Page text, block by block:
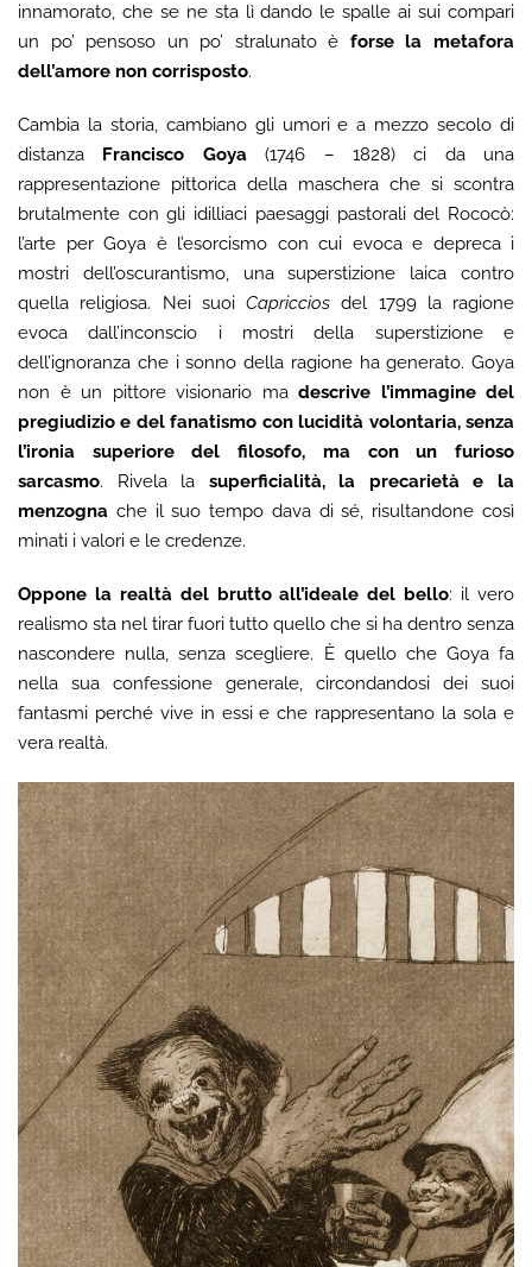
innamorato, che se ne sta lì dando le spalle ai sui compari
un po’ pensoso un po’ stralunato è forse la metafora
dell’amore non corrisposto.
Cambia la storia, cambiano gli umori e a mezzo secolo di
distanza
Francisco Goya(1746 – 1828) ci da una
rappresentazione pittorica della maschera che si scontra
brutalmente con gli idilliaci paesaggi pastorali del Rococò:
l’arte per Goya è l’esorcismo con cui evoca e depreca i
mostri dell’oscurantismo, una superstizione laica contro
quella religiosa. Nei suoi Capricciosdel 1799 la ragione
evoca dall’inconscio i mostri della superstizione e
dell’ignoranza che i sonno della ragione ha generato. Goya
non è un pittore visionario ma descrive l’immagine del
pregiudizio e del fanatismo con lucidità volontaria, senza
l’ironia superiore del filosofo, ma con un furioso
sarcasmo. Rivela la superficialità, la precarietà e la
menzogna che il suo tempo dava di sé, risultandone così
minati i valori e le credenze.
Oppone la realtà del brutto all’ideale del bello: il vero
realismo sta nel tirar fuori tutto quello che si ha dentro senza
nascondere nulla, senza scegliere. È quello che Goya fa
nella sua confessione generale, circondandosi dei suoi
fantasmi perché vive in essi e che rappresentano la sola e
vera realtà.